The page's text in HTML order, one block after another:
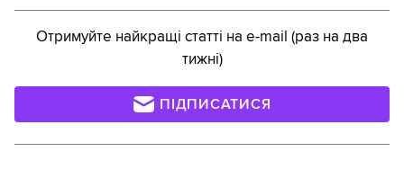
Отримуйте найкращі статті на e-mail (раз на два
тижні)
ПІДПИСАТИСЯ